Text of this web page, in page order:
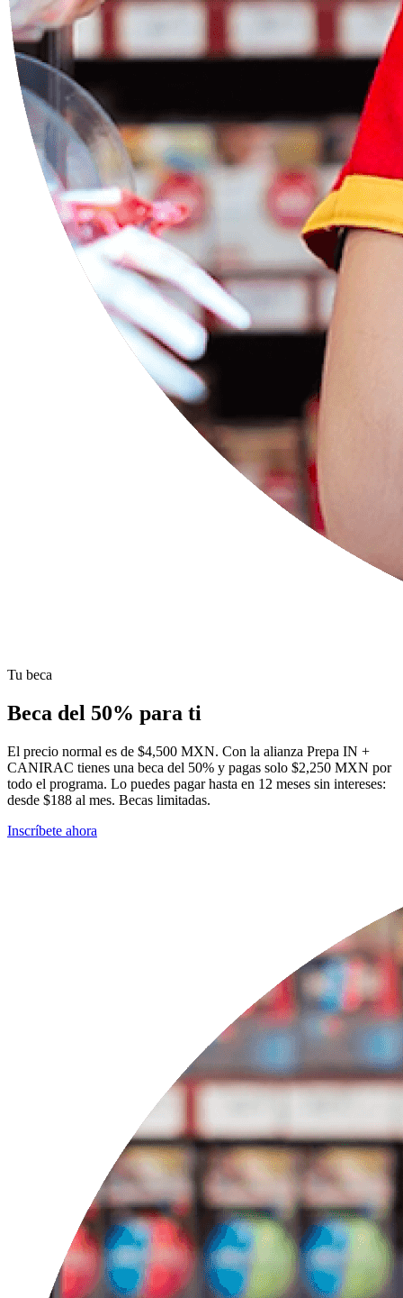
Tu beca
Beca del 50% para ti
El precio normal es de $4,500 MXN. Con la alianza Prepa IN +
CANIRAC tienes una beca del 50% y pagas solo $2,250 MXN por
todo el programa. Lo puedes pagar hasta en 12 meses sin intereses:
desde $188 al mes. Becas limitadas.
Inscríbete ahora